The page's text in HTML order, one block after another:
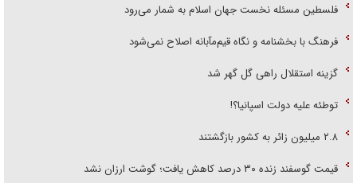
فلسطین مسئله نخست جهان اسلام به شمار می‌رود
فرهنگ با بخشنامه و نگاه قیم‌مآبانه اصلاح نمی‌شود
گزینه استقلال راهی گل گهر شد
توطئه علیه دولت اسپانیا؟!
۲.۸ میلیون زائر به کشور بازگشتند
قیمت گوسفند زنده ۳۰ درصد کاهش یافت؛ گوشت ارزان نشد